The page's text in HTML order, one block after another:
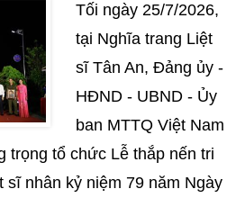
Tối ngày 25/7/2026,
tại Nghĩa trang Liệt
sĩ Tân An, Đảng ủy -
HĐND - UBND - Ủy
ban MTTQ Việt Nam
trọng tổ chức Lễ thắp nến tri
sĩ nhân kỷ niệm 79 năm Ngày